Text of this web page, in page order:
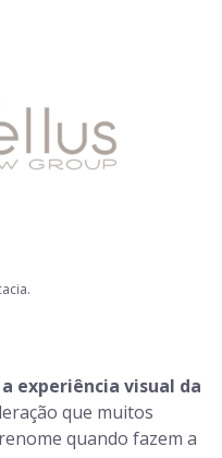
experiência visual da
que muitos
quando fazem a